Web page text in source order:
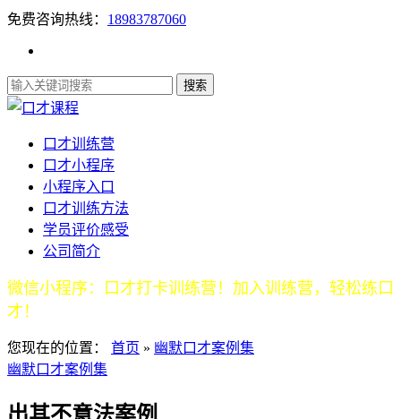
免费咨询热线： 18983787060
口才训练营
口才小程序
小程序入口
口才训练方法
学员评价感受
公司简介
微信小程序：口才打卡训练营！加入训练营，轻松练口
才！
您现在的位置： 首页 » 幽默口才案例集
幽默口才案例集